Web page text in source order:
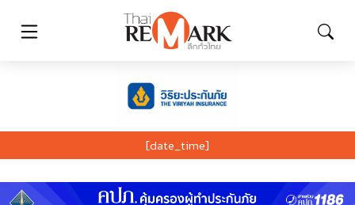
[date_time]